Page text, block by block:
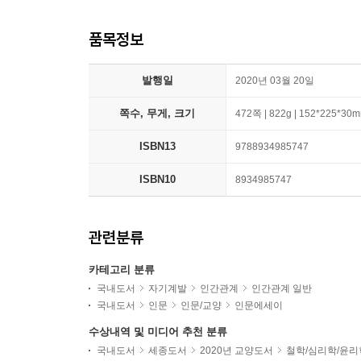
품목정보
발행일 2020년 03월 20일
쪽수, 무게, 크기 472쪽 | 822g |
ISBN13 9788934985747
ISBN10 8934985747
관련분류
카테고리 분류
국내도서 자기계발 인간관계
인간관계 일반
국내도서
인문 인문/교양 인문에세이
수상내역 및 미디어 추천 분류
국내도서 세종도서 2020년 교양도서 철학/심리학/윤리